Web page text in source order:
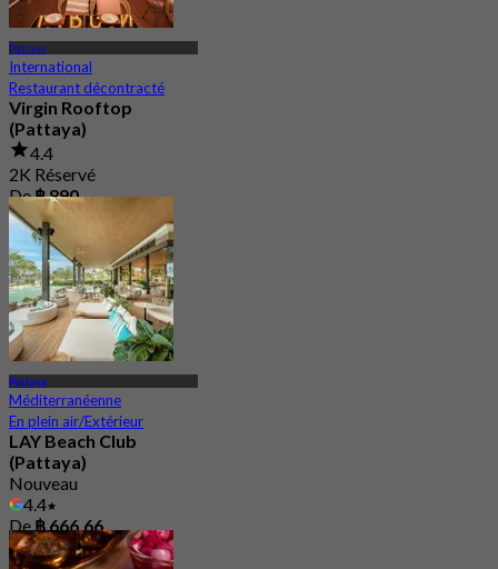
Pattaya
International
Restaurant décontracté
Virgin Rooftop
(Pattaya)
4.4
2K Réservé
De฿ 890
Pattaya
Méditerranéenne
En plein air/Extérieur
LAY Beach Club
(Pattaya)
Nouveau
4.4
De ฿ 666.66